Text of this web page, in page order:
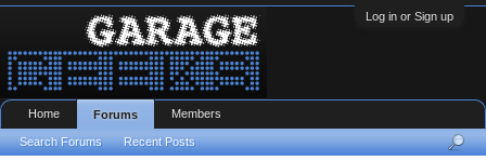
Log in or Sign up
Home Forums
Search Forums Recent Posts
Members